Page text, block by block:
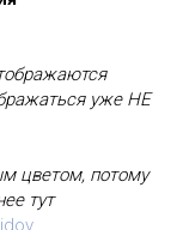
уже НЕ
цветом, потому
тут